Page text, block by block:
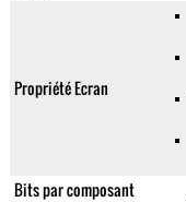
Propriété Ecran
Bits par composant